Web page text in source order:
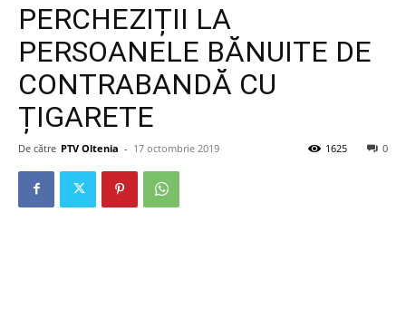
PERCHEZIȚII LA
PERSOANELE BĂNUITE DE
CONTRABANDĂ CU
ȚIGARETE
De către PTV Oltenia - 17 octombrie 2019 0
1625